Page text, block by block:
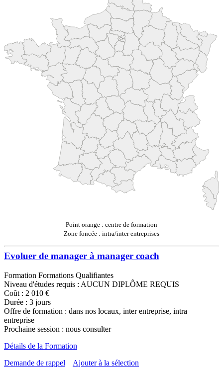
Point orange : centre de formation
Zone foncée : intra/inter entreprises
Evoluer de manager à manager coach
Formation Formations Qualifiantes
Niveau d'études requis : AUCUN DIPLÔME REQUIS
Coût : 2 010 €
Durée : 3 jours
Offre de formation : dans nos locaux, inter entreprise, intra
entreprise
Prochaine session : nous consulter
Détails de la Formation
Demande de rappel
Ajouter à la sélection